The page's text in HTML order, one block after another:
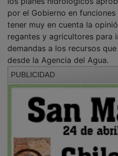
por el Gobierno en funciones
tener muy en cuenta la
regantes y agricultores para
demandas a los recursos
desde la Agencia del Agua.
PUBLICIDAD